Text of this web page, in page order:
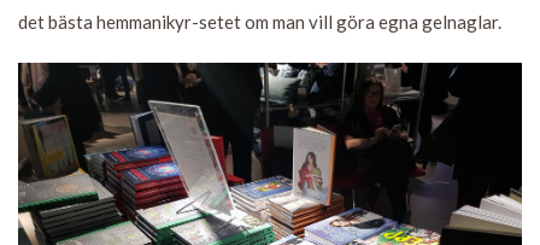
det bästa hemmanikyr-setet om man vill göra egna gelnaglar.